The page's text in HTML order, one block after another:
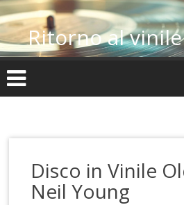
Vai
al
contenutoRitorno al vinile
Disco in Vinile
Neil Young